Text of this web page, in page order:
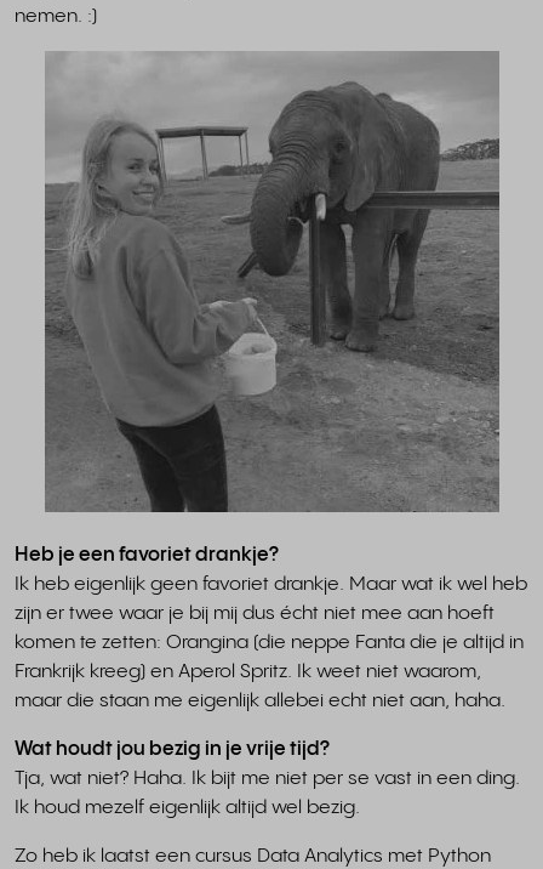
nemen. :)
Heb je een favoriet drankje?
Ik heb eigenlijk geen favoriet drankje. Maar wat ik wel heb
zijn er twee waar je bij mij dus écht niet mee aan hoeft
komen te zetten: Orangina (die neppe Fanta die je altijd in
Frankrijk kreeg) en Aperol Spritz. Ik weet niet waarom,
maar die staan me eigenlijk allebei echt niet aan, haha.
Wat houdt jou bezig in je vrije tijd?
Tja, wat niet? Haha. Ik bijt me niet per se vast in een ding.
Ik houd mezelf eigenlijk altijd wel bezig.
Zo heb ik laatst een cursus Data Analytics met Python